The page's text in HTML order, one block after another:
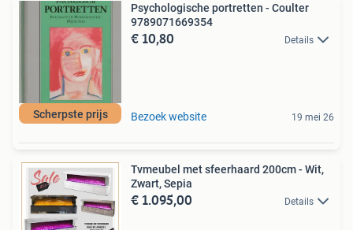
Scherpste prijs
Psychologische portretten - Coulter
9789071669354
€ 10,80 Details
Bezoek website 19 mei 26
Tvmeubel met sfeerhaard 200cm - Wit,
Zwart, Sepia
€ 1.095,00 Details